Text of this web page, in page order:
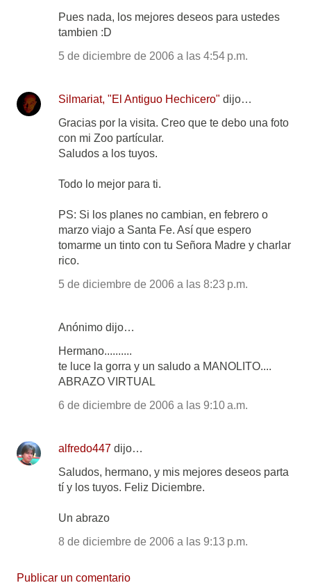
Pues nada, los mejores deseos para ustedes
tambien :D
5 de diciembre de 2006 a las 4:54 p.m.
Silmariat, "El Antiguo Hechicero" dijo…
Gracias por la visita. Creo que te debo una foto
con mi Zoo partícular.
Saludos a los tuyos.
Todo lo mejor para ti.
PS: Si los planes no cambian, en febrero o
marzo viajo a Santa Fe. Así que espero
tomarme un tinto con tu Señora Madre y charlar
rico.
5 de diciembre de 2006 a las 8:23 p.m.
Anónimo dijo…
Hermano..........
te luce la gorra y un saludo a MANOLITO....
ABRAZO VIRTUAL
6 de diciembre de 2006 a las 9:10 a.m.
alfredo447 dijo…
Saludos, hermano, y mis mejores deseos parta
tí y los tuyos. Feliz Diciembre.
Un abrazo
8 de diciembre de 2006 a las 9:13 p.m.
Publicar un comentario